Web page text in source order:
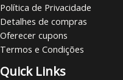
Política de Privacidade
Detalhes de compras
Oferecer cupons
Termos e Condições
Quick Links